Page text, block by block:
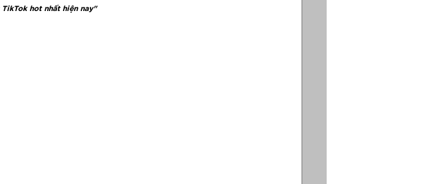
hot nhất hiện nay"